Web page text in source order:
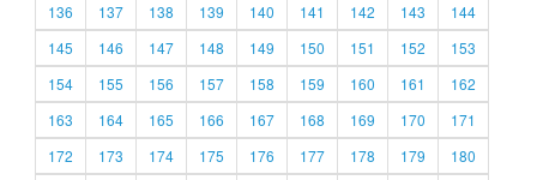
136
137 138 139 140 141 142 143
144
145
146 147 148 149 150 151 152
153
154
155 156 157 158 159 160 161
162
163
164 165 166 167 168 169 170
171
172
173 174 175 176 177 178 179
180